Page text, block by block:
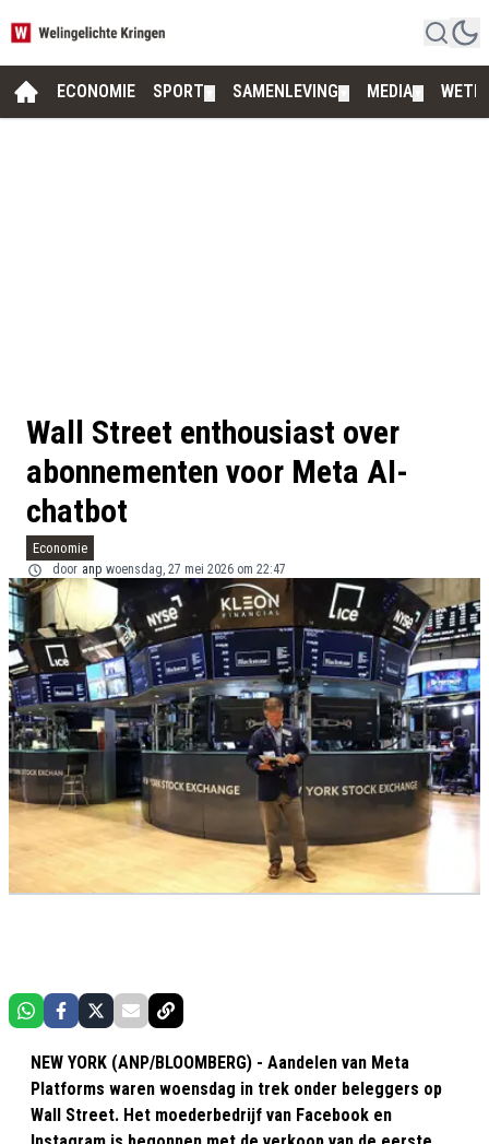
ECONOMIE SPORT SAMENLEVING MEDIA
Wall Street enthousiast over
abonnementen voor Meta AI-
chatbot
Economie
door anp woensdag, 27 mei 2026 om 22:47
NEW YORK (ANP/BLOOMBERG) - Aandelen van Meta
Platforms waren woensdag in trek onder beleggers op
Wall Street. Het moederbedrijf van Facebook en